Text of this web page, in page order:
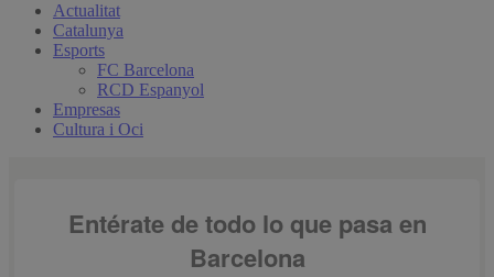
Actualitat
Catalunya
Esports
FC Barcelona
RCD Espanyol
Empresas
Cultura i Oci